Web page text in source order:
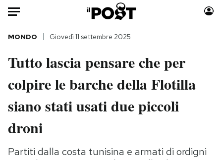
Auto
HOME
Italia
Politica
Tecnologia
Scienza
Moda
Consumismi
Media
MONDO Giovedì 11 settembre 2025
Tutto lascia pensare che per
colpire le barche della Flotilla
siano stati usati due piccoli
droni
Partiti dalla costa tunisina e armati di ordigni